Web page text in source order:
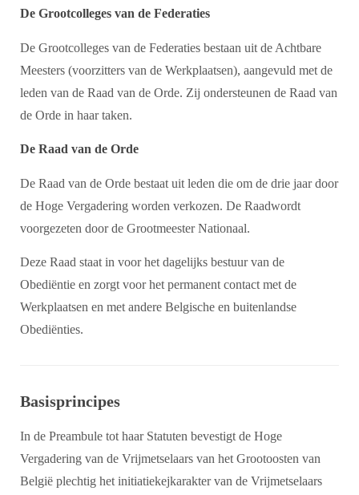
De Grootcolleges van de Federaties
De Grootcolleges van de Federaties bestaan uit de Achtbare
Meesters (voorzitters van de Werkplaatsen), aangevuld met de
leden van de Raad van de Orde. Zij ondersteunen de Raad van
de Orde in haar taken.
De Raad van de Orde
De Raad van de Orde bestaat uit leden die om de drie jaar door
de Hoge Vergadering worden verkozen. De Raadwordt
voorgezeten door de Grootmeester Nationaal.
Deze Raad staat in voor het dagelijks bestuur van de
Obediëntie en zorgt voor het permanent contact met de
Werkplaatsen en met andere Belgische en buitenlandse
Obediënties.
Basisprincipes
In de Preambule tot haar Statuten bevestigt de Hoge
Vergadering van de Vrijmetselaars van het Grootoosten van
België plechtig het initiatiekejkarakter van de Vrijmetselaars